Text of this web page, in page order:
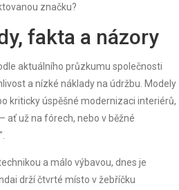
značku?
fakta a názory
aktuálního průzkumu společnosti
a nízké náklady na údržbu. Modely
kriticky úspěšné modernizaci interiérů,
ať už na fórech, nebo v běžné
a málo výbavou, dnes je
drží čtvrté místo v žebříčku